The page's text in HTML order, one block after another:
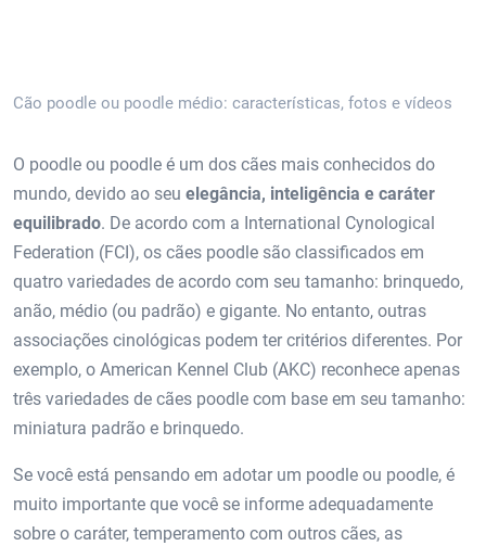
Cão poodle ou poodle médio: características, fotos e vídeos
O poodle ou poodle é um dos cães mais conhecidos do
mundo, devido ao seu elegância, inteligência e caráter
equilibrado. De acordo com a International Cynological
Federation (FCI), os cães poodle são classificados em
quatro variedades de acordo com seu tamanho: brinquedo,
anão, médio (ou padrão) e gigante. No entanto, outras
associações cinológicas podem ter critérios diferentes. Por
exemplo, o American Kennel Club (AKC) reconhece apenas
três variedades de cães poodle com base em seu tamanho:
miniatura padrão e brinquedo.
Se você está pensando em adotar um poodle ou poodle, é
muito importante que você se informe adequadamente
sobre o caráter, temperamento com outros cães, as